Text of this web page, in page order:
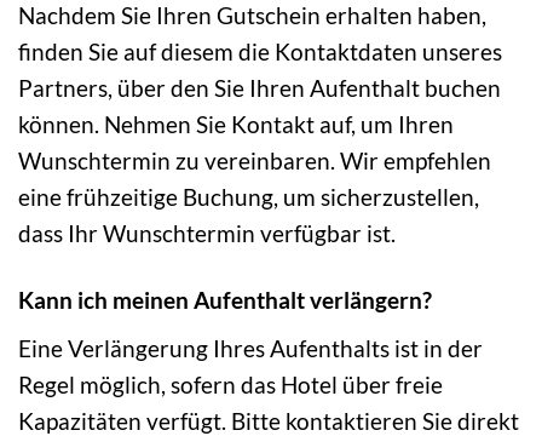
Nachdem Sie Ihren Gutschein erhalten haben,
finden Sie auf diesem die Kontaktdaten unseres
Partners, über den Sie Ihren Aufenthalt buchen
können. Nehmen Sie Kontakt auf, um Ihren
Wunschtermin zu vereinbaren. Wir empfehlen
eine frühzeitige Buchung, um sicherzustellen,
dass Ihr Wunschtermin verfügbar ist.
Kann ich meinen Aufenthalt verlängern?
Eine Verlängerung Ihres Aufenthalts ist in der
Regel möglich, sofern das Hotel über freie
Kapazitäten verfügt. Bitte kontaktieren Sie direkt